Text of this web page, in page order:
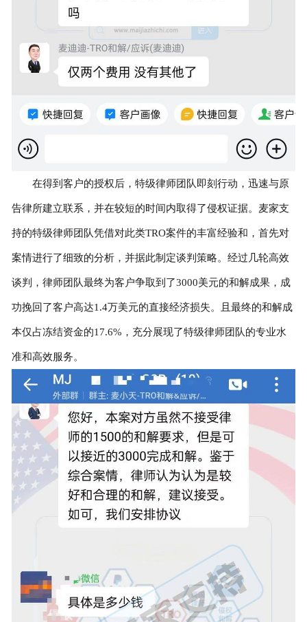
在得到客户的授权后，特级律师团队即刻行动，迅速与原
告律所建立联系，并在较短的时间内取得了侵权证据。麦家支
持的特级律师团队凭借对此类TRO案件的丰富经验和，首先对
案情进行了细致的分析，并据此制定谈判策略。经过几轮高效
谈判，律师团队最终为客户争取到了3000美元的和解成果，成
功挽回了客户高达1.4万美元的直接经济损失。且最终的和解成
本仅占冻结资金的17.6%，充分展现了特级律师团队的专业水
准和高效服务。